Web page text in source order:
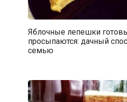
Яблочные лепешки
просыпаются: дачный
семью